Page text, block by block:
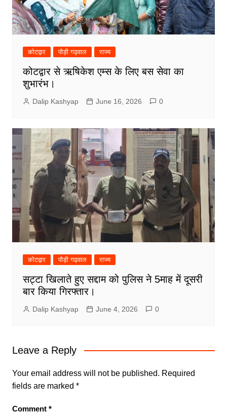
कोटद्वार पौड़ी गढ़वाल राज्य
कोटद्वार से ऋषिकेश एम्स के लिए बस सेवा का
शुभारंभ।
Dalip Kashyap June 16, 2026 0
कोटद्वार पौड़ी गढ़वाल राज्य
सट्टा खिलाते हुए सद्दाम को पुलिस ने 5माह में दूसरी
बार किया गिरफ्तार।
Dalip Kashyap June 4, 2026 0
Leave a Reply
Your email address will not be published. Required
fields are marked *
Comment *